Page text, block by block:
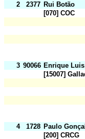
2 2377 Rui Botão
[070] COC
3 90066 Enrique
[15007]
4 1728 Paulo
[200] CRCG